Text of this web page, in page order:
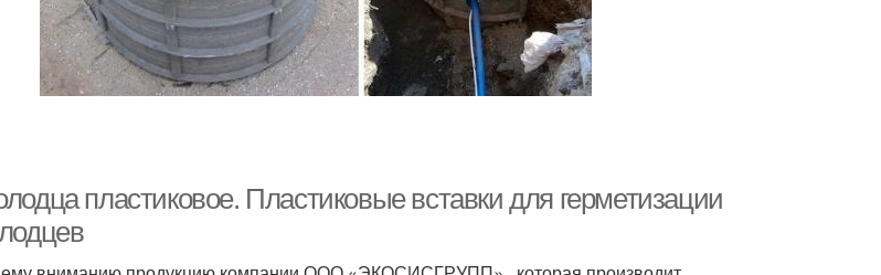
пластиковое. Пластиковые вставки для герметизации